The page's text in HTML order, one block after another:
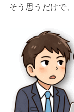
そう思うだけで